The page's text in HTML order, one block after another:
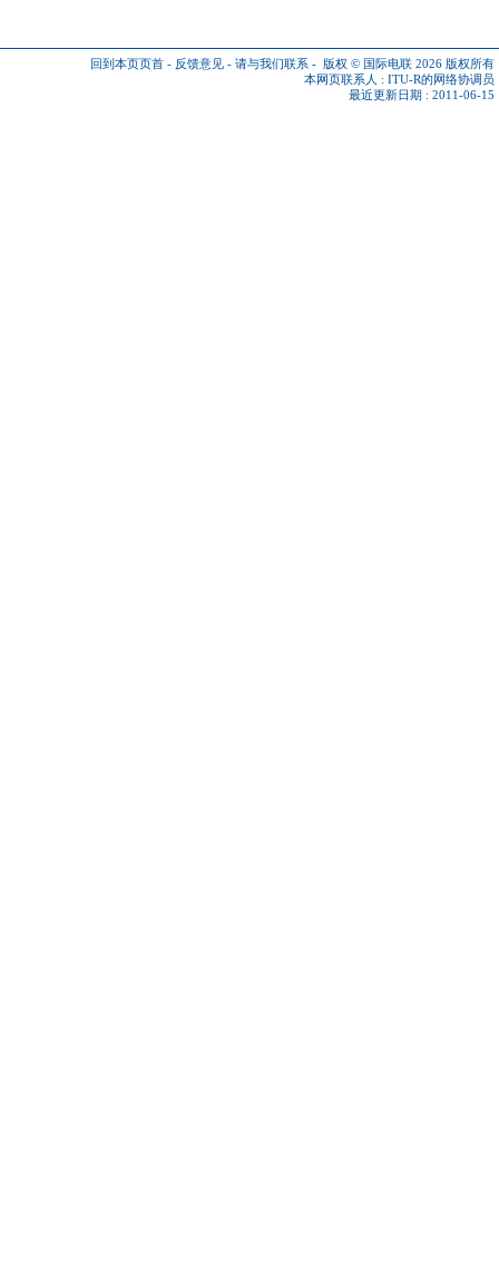
回到本页页首 - 反馈意见 - 请与我们联系 - 版权 © 国际电联 2026 版权所有
本网页联系人 : ITU-R的网络协调员
最近更新日期 : 2011-06-15